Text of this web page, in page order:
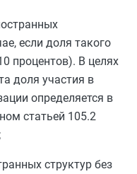
если доля такого
процентов). В целях
доля участия в
определяется в
статьей 105.2
структур без